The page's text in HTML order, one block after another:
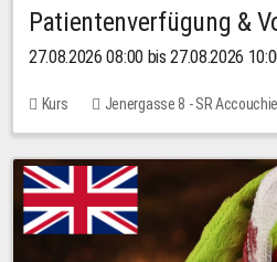
Patientenverfügung &
27.08.2026 08:00 bis 27.08.2026
Kurs
Jenergasse 8 - SR
Keine freien Plätze